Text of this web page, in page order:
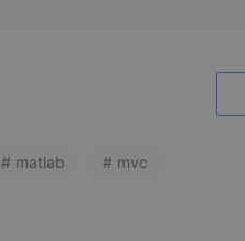
# matlab # mvc